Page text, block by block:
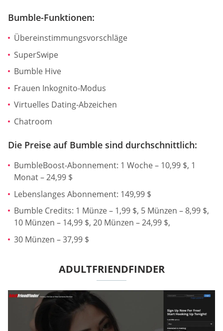
Bumble-Funktionen:
Übereinstimmungsvorschläge
SuperSwipe
Bumble Hive
Frauen Inkognito-Modus
Virtuelles Dating-Abzeichen
Chatroom
Die Preise auf Bumble sind durchschnittlich:
BumbleBoost-Abonnement: 1 Woche – 10,99 $, 1
Monat – 24,99 $
Lebenslanges Abonnement: 149,99 $
Bumble Credits: 1 Münze – 1,99 $, 5 Münzen – 8,99 $,
10 Münzen – 14,99 $, 20 Münzen – 24,99 $,
30 Münzen – 37,99 $
ADULTFRIENDFINDER